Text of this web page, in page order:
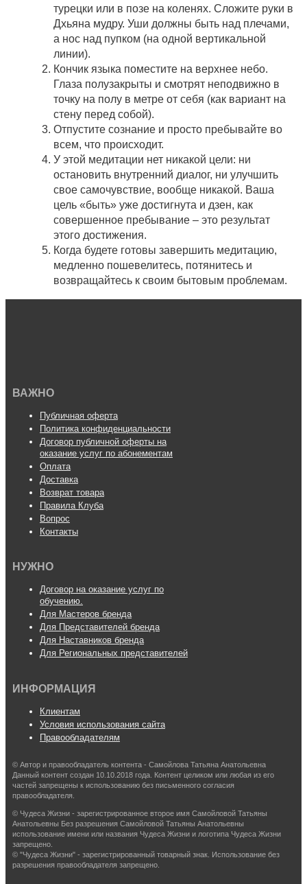
турецки или в позе на коленях. Сложите руки в
Дхьяна мудру. Уши должны быть над плечами,
а нос над пупком (на одной вертикальной
линии).
Кончик языка поместите на верхнее небо.
Глаза полузакрыты и смотрят неподвижно в
точку на полу в метре от себя (как вариант на
стену перед собой).
Отпустите сознание и просто пребывайте во
всем, что происходит.
У этой медитации нет никакой цели: ни
остановить внутренний диалог, ни улучшить
свое самочувствие, вообще никакой. Ваша
цель «быть» уже достигнута и дзен, как
совершенное пребывание – это результат
этого достижения.
Когда будете готовы завершить медитацию,
медленно пошевелитесь, потянитесь и
возвращайтесь к своим бытовым проблемам.
ВАЖНО
Публичная оферта
Политика конфиденциальности
Договор публичной оферты на
оказание услуг по абонементам
Оплата
Доставка
Возврат товара
Правила Клуба
Вопрос
Контакты
НУЖНО
Договор на оказание услуг по
обучению.
Для Мастеров бренда
Для Представителей бренда
Для Наставников бренда
Для Региональных представителей
ИНФОРМАЦИЯ
Клиентам
Условия использования сайта
Правообладателям
© Автор и правообладатель контента - Самойлова Татьяна Анатольевна
Данный контент создан 10.10.2018 года. Контент целиком или любая из его
частей запрещены к использованию без письменного согласия
правообладателя.
© Чудеса Жизни - зарегистрированное второе имя Самойловой Татьяны
Анатольевны Без разрешения Самойловой Татьяны Анатольевны
использование имени или названия Чудеса Жизни и логотипа Чудеса Жизни
запрещено.
© "Чудеса Жизни" - зарегистрированный товарный знак. Использование без
разрешения правообладателя запрещено.